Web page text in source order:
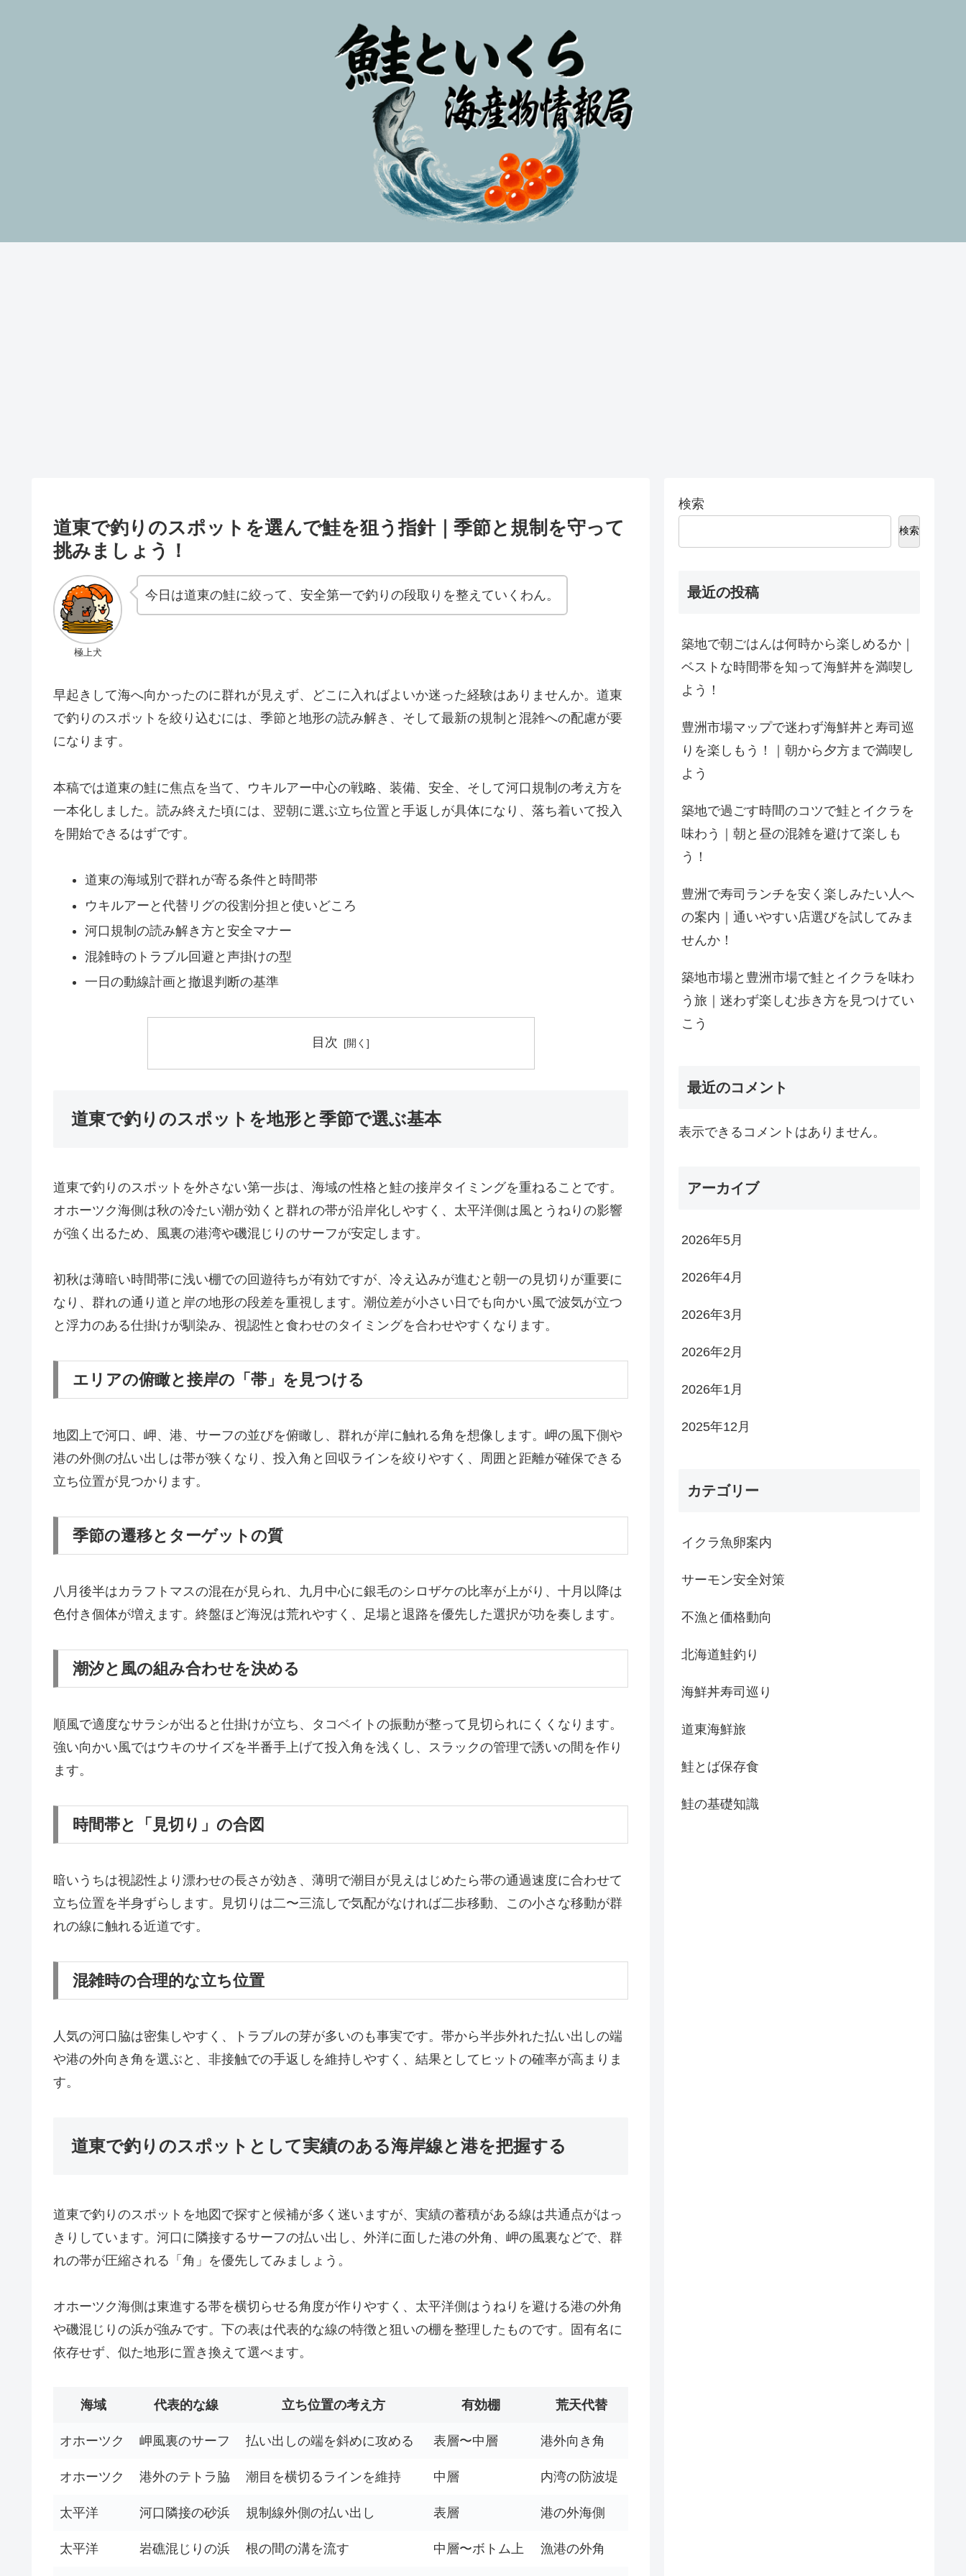
道東で釣りのスポットを選んで鮭を狙う指針｜季節と規制を守って
挑みましょう！
極上犬
今日は道東の鮭に絞って、安全第一で釣りの段取りを整えていくわん。
早起きして海へ向かったのに群れが見えず、どこに入ればよいか迷った経験はありませんか。道東
で釣りのスポットを絞り込むには、季節と地形の読み解き、そして最新の規制と混雑への配慮が要
になります。
本稿では道東の鮭に焦点を当て、ウキルアー中心の戦略、装備、安全、そして河口規制の考え方を
一本化しました。読み終えた頃には、翌朝に選ぶ立ち位置と手返しが具体になり、落ち着いて投入
を開始できるはずです。
道東の海域別で群れが寄る条件と時間帯
ウキルアーと代替リグの役割分担と使いどころ
河口規制の読み解き方と安全マナー
混雑時のトラブル回避と声掛けの型
一日の動線計画と撤退判断の基準
目次
道東で釣りのスポットを地形と季節で選ぶ基本
道東で釣りのスポットを外さない第一歩は、海域の性格と鮭の接岸タイミングを重ねることです。
オホーツク海側は秋の冷たい潮が効くと群れの帯が沿岸化しやすく、太平洋側は風とうねりの影響
が強く出るため、風裏の港湾や磯混じりのサーフが安定します。
初秋は薄暗い時間帯に浅い棚での回遊待ちが有効ですが、冷え込みが進むと朝一の見切りが重要に
なり、群れの通り道と岸の地形の段差を重視します。潮位差が小さい日でも向かい風で波気が立つ
と浮力のある仕掛けが馴染み、視認性と食わせのタイミングを合わせやすくなります。
エリアの俯瞰と接岸の「帯」を見つける
地図上で河口、岬、港、サーフの並びを俯瞰し、群れが岸に触れる角を想像します。岬の風下側や
港の外側の払い出しは帯が狭くなり、投入角と回収ラインを絞りやすく、周囲と距離が確保できる
立ち位置が見つかります。
季節の遷移とターゲットの質
八月後半はカラフトマスの混在が見られ、九月中心に銀毛のシロザケの比率が上がり、十月以降は
色付き個体が増えます。終盤ほど海況は荒れやすく、足場と退路を優先した選択が功を奏します。
潮汐と風の組み合わせを決める
順風で適度なサラシが出ると仕掛けが立ち、タコベイトの振動が整って見切られにくくなります。
強い向かい風ではウキのサイズを半番手上げて投入角を浅くし、スラックの管理で誘いの間を作り
ます。
時間帯と「見切り」の合図
暗いうちは視認性より漂わせの長さが効き、薄明で潮目が見えはじめたら帯の通過速度に合わせて
立ち位置を半身ずらします。見切りは二〜三流しで気配がなければ二歩移動、この小さな移動が群
れの線に触れる近道です。
混雑時の合理的な立ち位置
人気の河口脇は密集しやすく、トラブルの芽が多いのも事実です。帯から半歩外れた払い出しの端
や港の外向き角を選ぶと、非接触での手返しを維持しやすく、結果としてヒットの確率が高まりま
す。
道東で釣りのスポットとして実績のある海岸線と港を把握する
道東で釣りのスポットを地図で探すと候補が多く迷いますが、実績の蓄積がある線は共通点がはっ
きりしています。河口に隣接するサーフの払い出し、外洋に面した港の外角、岬の風裏などで、群
れの帯が圧縮される「角」を優先してみましょう。
オホーツク海側は東進する帯を横切らせる角度が作りやすく、太平洋側はうねりを避ける港の外角
や磯混じりの浜が強みです。下の表は代表的な線の特徴と狙いの棚を整理したものです。固有名に
依存せず、似た地形に置き換えて選べます。
海域 代表的な線 立ち位置の考え方 有効棚 荒天代替
オホーツク 岬風裏のサーフ 払い出しの端を斜めに攻める 表層〜中層 港外向き角
オホーツク 港外のテトラ脇 潮目を横切るラインを維持 中層 内湾の防波堤
太平洋 河口隣接の砂浜 規制線外側の払い出し 表層 港の外海側
太平洋 岩礁混じりの浜 根の間の溝を流す 中層〜ボトム上 漁港の外角
検索
検索
最近の投稿
築地で朝ごはんは何時から楽しめるか｜
ベストな時間帯を知って海鮮丼を満喫し
よう！
豊洲市場マップで迷わず海鮮丼と寿司巡
りを楽しもう！｜朝から夕方まで満喫し
よう
築地で過ごす時間のコツで鮭とイクラを
味わう｜朝と昼の混雑を避けて楽しも
う！
豊洲で寿司ランチを安く楽しみたい人へ
の案内｜通いやすい店選びを試してみま
せんか！
築地市場と豊洲市場で鮭とイクラを味わ
う旅｜迷わず楽しむ歩き方を見つけてい
こう
最近のコメント
表示できるコメントはありません。
アーカイブ
2026年5月
2026年4月
2026年3月
2026年2月
2026年1月
2025年12月
カテゴリー
イクラ魚卵案内
サーモン安全対策
不漁と価格動向
北海道鮭釣り
海鮮丼寿司巡り
道東海鮮旅
鮭とば保存食
鮭の基礎知識